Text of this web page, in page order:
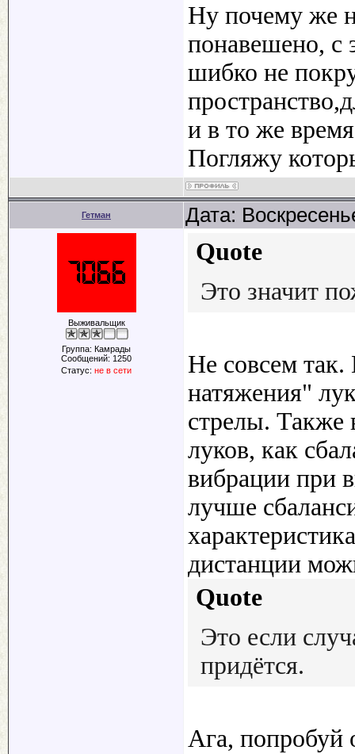
Ну почему же
понавешено, с
шибко не
и в то же
Погляжу
Гетман Дата:
Выживальщик
Группа: Камрады
Сообщений: 1250
Статус: не в сети
Quote
Это значит
Не совсем
натяжения"
стрелы. Также
луков, как
вибрации при
лучше
дистанции
Quote
Это если
придётся.
Ага, попробуй